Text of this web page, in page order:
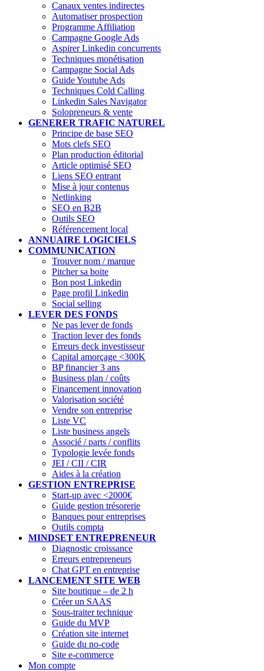
Canaux ventes indirectes
Automatiser prospection
Programme Affiliation
Campagne Google Ads
Aspirer Linkedin concurrents
Techniques monétisation
Campagne Social Ads
Guide Youtube Ads
Techniques Cold Calling
Linkedin Sales Navigator
Solopreneurs & vente
GENERER TRAFIC NATUREL
Principe de base SEO
Mots clefs SEO
Plan production éditorial
Article optimisé SEO
Liens SEO entrant
Mise à jour contenus
Netlinking
SEO en B2B
Outils SEO
Référencement local
ANNUAIRE LOGICIELS
COMMUNICATION
Trouver nom / marque
Pitcher sa boite
Bon post Linkedin
Page profil Linkedin
Social selling
LEVER DES FONDS
Ne pas lever de fonds
Traction lever des fonds
Erreurs deck investisseur
Capital amorçage <300K
BP financier 3 ans
Business plan / coûts
Financement innovation
Valorisation société
Vendre son entreprise
Liste VC
Liste business angels
Associé / parts / conflits
Typologie levée fonds
JEI / CII / CIR
Aides à la création
GESTION ENTREPRISE
Start-up avec <2000€
Guide gestion trésorerie
Banques pour entreprises
Outils compta
MINDSET ENTREPRENEUR
Diagnostic croissance
Erreurs entrepreneurs
Chat GPT en entreprise
LANCEMENT SITE WEB
Site boutique – de 2 h
Créer un SAAS
Sous-traiter technique
Guide du MVP
Création site internet
Guide du no-code
Site e-commerce
Mon compte